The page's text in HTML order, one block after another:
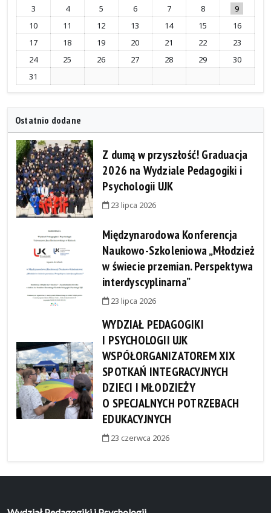
3
4 5 6 7 8
9
10
11 12 13 14 15
16
17
18 19 20 21 22
23
24
25 26 27 28 29
30
31
Ostatnio dodane
Z dumą w przyszłość! Graduacja
2026 na Wydziale Pedagogiki i
Psychologii UJK
23 lipca 2026
Międzynarodowa Konferencja
Naukowo-Szkoleniowa „Młodzież
w świecie przemian. Perspektywa
interdyscyplinarna”
23 lipca 2026
WYDZIAŁ PEDAGOGIKI
I PSYCHOLOGII UJK
WSPÓŁORGANIZATOREM XIX
SPOTKAŃ INTEGRACYJNYCH
DZIECI I MŁODZIEŻY
O SPECJALNYCH POTRZEBACH
EDUKACYJNYCH
23 czerwca 2026